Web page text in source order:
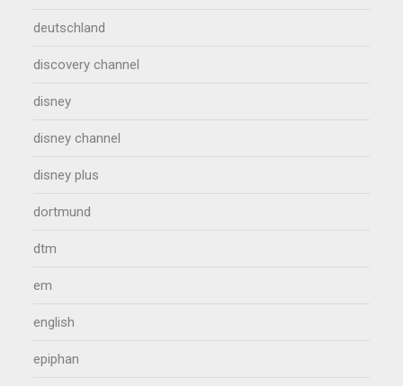
deutschland
discovery channel
disney
disney channel
disney plus
dortmund
dtm
em
english
epiphan